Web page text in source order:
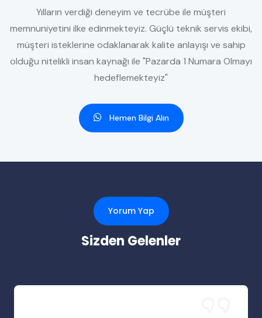
Yılların verdiği deneyim ve tecrübe ile müşteri
memnuniyetini ilke edinmekteyiz. Güçlü teknik servis ekibi,
müşteri isteklerine odaklanarak kalite anlayışı ve sahip
olduğu nitelikli insan kaynağı ile "Pazarda 1 Numara Olmayı
hedeflemekteyiz"
Hemen Bilgi Alın
Yorum Yap
Sizden Gelenler